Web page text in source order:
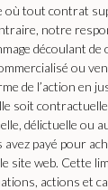
où tout contrat
notre
découlant de
ou
de l’action en
soit
délictuelle ou
payé pour
site web. Cette
actions et